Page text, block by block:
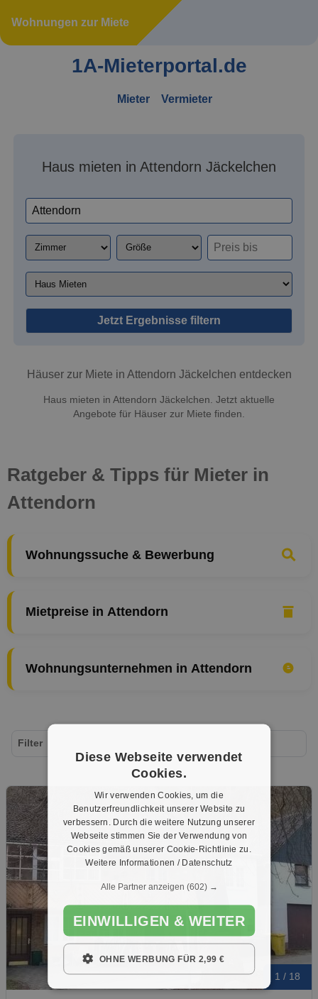
Wohnungen zur Miete
1A-Mieterportal.de
Mieter Vermieter
Haus mieten in Attendorn Jäckelchen
Jetzt Ergebnisse filtern
Häuser zur Miete in Attendorn Jäckelchen entdecken
Haus mieten in Attendorn Jäckelchen. Jetzt aktuelle
Angebote für Häuser zur Miete finden.
Ratgeber & Tipps für Mieter in
Attendorn
Wohnungssuche & Bewerbung
Mietpreise in Attendorn
Wohnungsunternehmen in Attendorn
1 / 18
Filter
Diese Webseite verwendet
Cookies.
Wir verwenden Cookies, um die
Benutzerfreundlichkeit unserer Website zu
verbessern. Durch die weitere Nutzung unserer
Webseite stimmen Sie der Verwendung von
Cookies gemäß unserer Cookie-Richtlinie zu.
Weitere Informationen / Datenschutz
Alle Partner anzeigen (602) →
EINWILLIGEN & WEITER
OHNE WERBUNG FÜR 2,99 €